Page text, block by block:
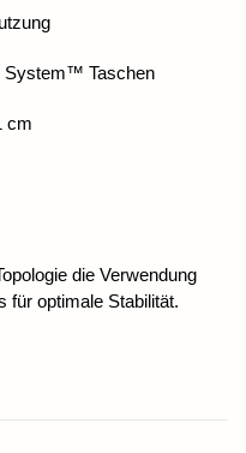
System™ Taschen
cm
die Verwendung
für optimale Stabilität.